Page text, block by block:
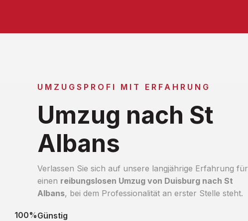
UMZUGSPROFI MIT ERFAHRUNG
Umzug nach St
Albans
Verlassen Sie sich auf unsere langjährige Erfahrung für
einen reibungslosen Umzug von Duisburg nach St
Albans, bei dem Professionalität an erster Stelle steht.
Günstig
100%